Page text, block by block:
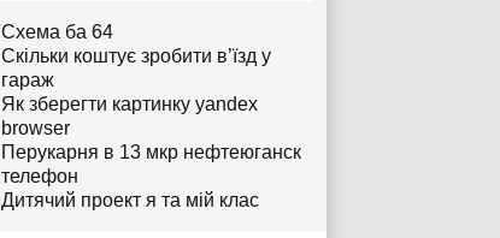
Схема ба 64
Скільки коштує зробити в’їзд у
гараж
Як зберегти картинку yandex
browser
Перукарня в 13 мкр нефтеюганск
телефон
Дитячий проект я та мій клас